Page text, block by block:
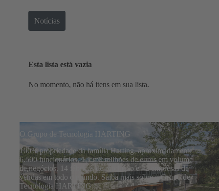
Notícias
Esta lista está vazia
No momento, não há itens em sua lista.
O Grupo de Tecnologia HARTING
100% propriedade da família Harting, aproximadamente
6.500 funcionários, 1,1 mil milhões de euros em volume
de negócios, 14 fábricas de produção e 42 empresas de
vendas em todo o mundo. Saiba mais sobre o Grupo de
Tecnologia HARTING